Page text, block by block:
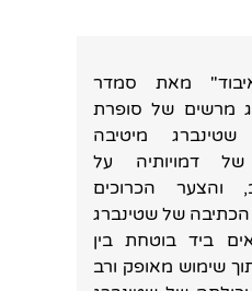
מאת סמדר
מרשים של סופרת
מיטיבה
של דמויותיה על
והצער הכרוכים
של שטינברג
ביד בוטחת בין
שימוש מאופק ורב